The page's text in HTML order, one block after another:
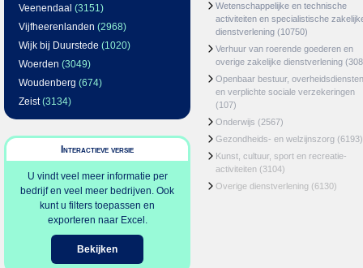
Veenendaal (3151)
Vijfheerenlanden (2968)
Wijk bij Duurstede (1020)
Woerden (3049)
Woudenberg (674)
Zeist(3134)
Interactieve versie
U vindt veel meer informatie per
bedrijf en veel meer bedrijven. Ook
kunt u filters toepassen en
exporteren naar Excel.
Bekijken
Wetenschappelijke en technische
activiteiten en specialistische
dienstverlening (10750)
Verhuur van roerende goederen en
overige zakelijke dienstverlening
Openbaar bestuur, overheidsdiensten
en verplichte sociale verzekeringen
(107)
Onderwijs (2567)
Gezondheids- en welzijnszorg (6193)
Kunst, cultuur, sport en recreatie-
activiteiten (3104)
Overige dienstverlening (6130)